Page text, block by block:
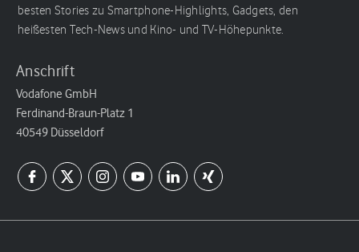
besten Stories zu Smartphone-Highlights, Gadgets, den
heißesten Tech-News und Kino- und TV-Höhepunkte.
Anschrift
Vodafone GmbH
Ferdinand-Braun-Platz 1
40549 Düsseldorf